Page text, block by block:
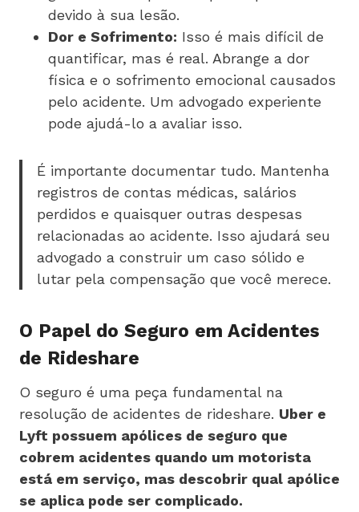
devido à sua lesão.
Dor e Sofrimento: Isso é mais difícil de
quantificar, mas é real. Abrange a dor
física e o sofrimento emocional causados
pelo acidente. Um advogado experiente
pode ajudá-lo a avaliar isso.
É importante documentar tudo. Mantenha
registros de contas médicas, salários
perdidos e quaisquer outras despesas
relacionadas ao acidente. Isso ajudará seu
advogado a construir um caso sólido e
lutar pela compensação que você merece.
O Papel do Seguro em Acidentes
de Rideshare
O seguro é uma peça fundamental na
resolução de acidentes de rideshare. Uber e
Lyft possuem apólices de seguro que
cobrem acidentes quando um motorista
está em serviço, mas descobrir qual apólice
se aplica pode ser complicado.